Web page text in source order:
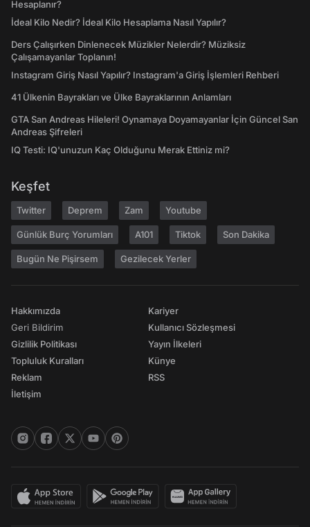
Hesaplanır?
İdeal Kilo Nedir? İdeal Kilo Hesaplama Nasıl Yapılır?
Ders Çalışırken Dinlenecek Müzikler Nelerdir? Müziksiz
Çalışamayanlar Toplanın!
Instagram Giriş Nasıl Yapılır? Instagram'a Giriş İşlemleri Rehberi
41 Ülkenin Bayrakları ve Ülke Bayraklarının Anlamları
GTA San Andreas Hileleri! Oynamaya Doyamayanlar İçin Güncel San
Andreas Şifreleri
IQ Testi: IQ'unuzun Kaç Olduğunu Merak Ettiniz mi?
Keşfet
Twitter Deprem Zam Youtube
Günlük Burç Yorumları A101 Tiktok Son Dakika
Bugün Ne Pişirsem Gezilecek Yerler
Hakkımızda
Geri Bildirim
Gizlilik Politikası
Topluluk Kuralları
Reklam
İletişim
Kariyer
Kullanıcı Sözleşmesi
Yayın İlkeleri
Künye
RSS